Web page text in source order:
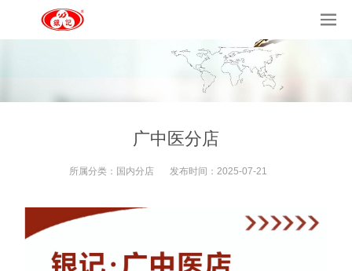
广中医分店
所属分类： 国内分店 发布时间： 2025-07-21